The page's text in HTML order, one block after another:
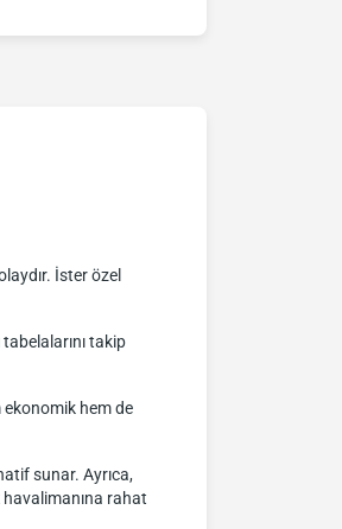
İster özel
takip
ekonomik hem de
sunar. Ayrıca,
rahat